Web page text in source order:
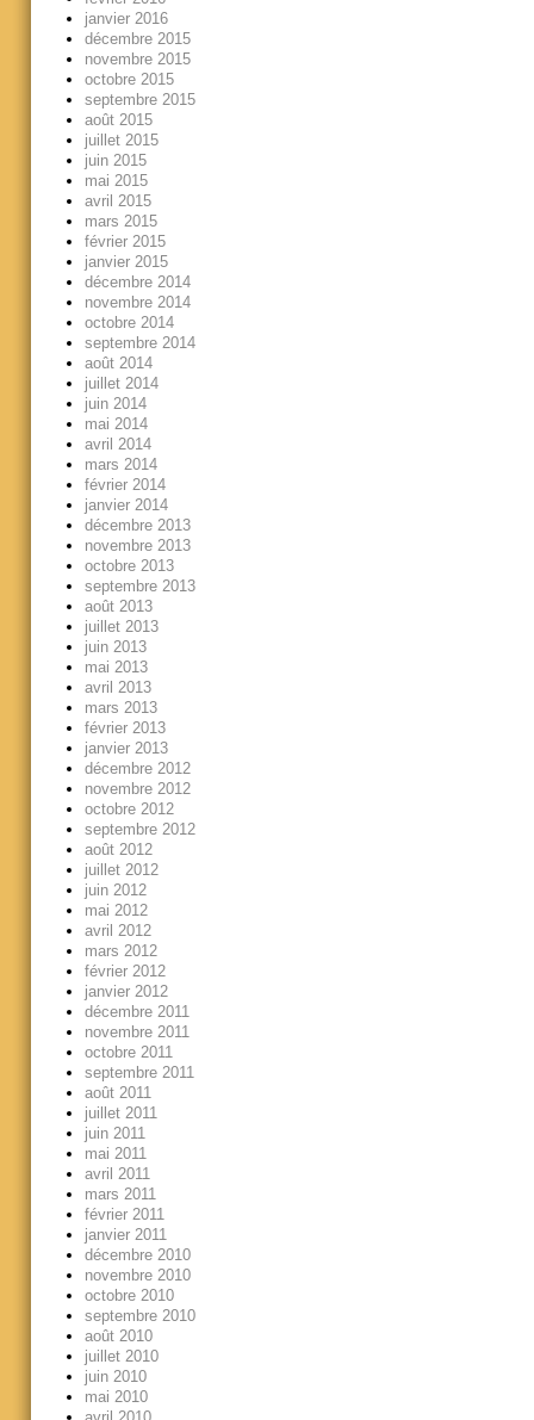
janvier 2016
décembre 2015
novembre 2015
octobre 2015
septembre 2015
août 2015
juillet 2015
juin 2015
mai 2015
avril 2015
mars 2015
février 2015
janvier 2015
décembre 2014
novembre 2014
octobre 2014
septembre 2014
août 2014
juillet 2014
juin 2014
mai 2014
avril 2014
mars 2014
février 2014
janvier 2014
décembre 2013
novembre 2013
octobre 2013
septembre 2013
août 2013
juillet 2013
juin 2013
mai 2013
avril 2013
mars 2013
février 2013
janvier 2013
décembre 2012
novembre 2012
octobre 2012
septembre 2012
août 2012
juillet 2012
juin 2012
mai 2012
avril 2012
mars 2012
février 2012
janvier 2012
décembre 2011
novembre 2011
octobre 2011
septembre 2011
août 2011
juillet 2011
juin 2011
mai 2011
avril 2011
mars 2011
février 2011
janvier 2011
décembre 2010
novembre 2010
octobre 2010
septembre 2010
août 2010
juillet 2010
juin 2010
mai 2010